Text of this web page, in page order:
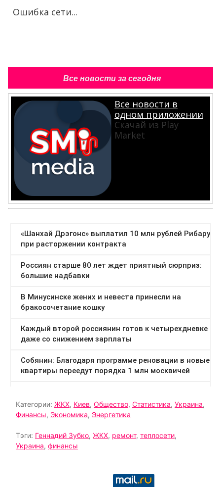
Ошибка сети...
Все новости за сегодня
Все новости в
одном приложении
Скачай из Play
Market
Категории: ЖКХ, Киев, Общество, Статистика, Украина,
Финансы, Экономика, Энергетика
Тэги: Геннадий Зубко, ЖКХ, ремонт, теплосети,
Украина, финансы